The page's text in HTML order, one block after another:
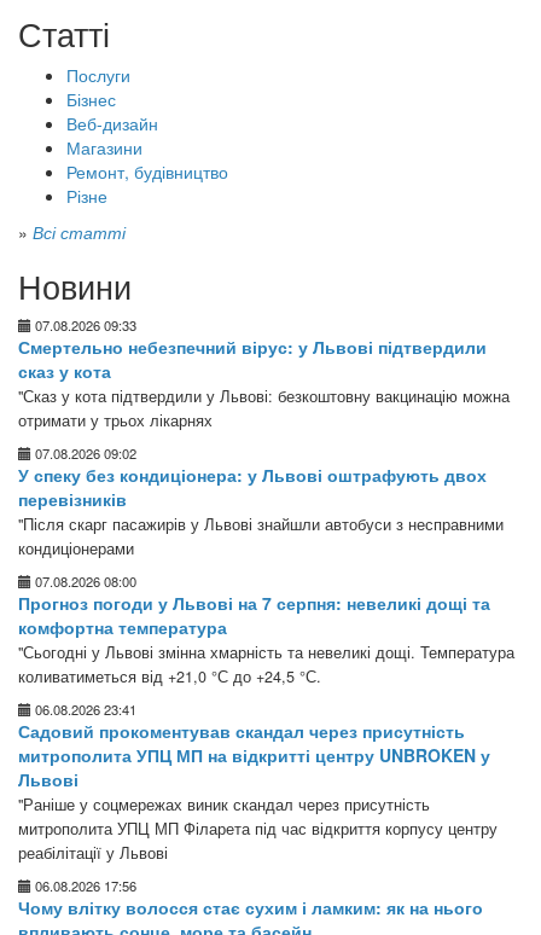
Статті
Послуги
Бізнес
Веб-дизайн
Магазини
Ремонт, будівництво
Різне
» Всі статті
Новини
07.08.2026 09:33
Смертельно небезпечний вірус: у Львові підтвердили
сказ у кота
"Сказ у кота підтвердили у Львові: безкоштовну вакцинацію можна
отримати у трьох лікарнях
07.08.2026 09:02
У спеку без кондиціонера: у Львові оштрафують двох
перевізників
"Після скарг пасажирів у Львові знайшли автобуси з несправними
кондиціонерами
07.08.2026 08:00
Прогноз погоди у Львові на 7 серпня: невеликі дощі та
комфортна температура
"Сьогодні у Львові змінна хмарність та невеликі дощі. Температура
коливатиметься від +21,0 °С до +24,5 °С.
06.08.2026 23:41
Садовий прокоментував скандал через присутність
митрополита УПЦ МП на відкритті центру UNBROKEN у
Львові
"Раніше у соцмережах виник скандал через присутність
митрополита УПЦ МП Філарета під час відкриття корпусу центру
реабілітації у Львові
06.08.2026 17:56
Чому влітку волосся стає сухим і ламким: як на нього